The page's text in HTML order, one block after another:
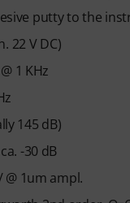
putty to the
22 V DC)
1 KHz
145 dB)
-30 dB
@ 1um ampl.